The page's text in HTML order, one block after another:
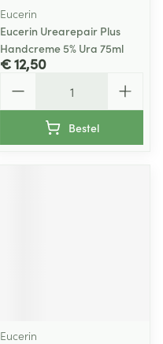
Eucerin
Eucerin Urearepair Plus
Handcreme 5% Ura 75ml
€ 12,50
Bestel
Eucerin